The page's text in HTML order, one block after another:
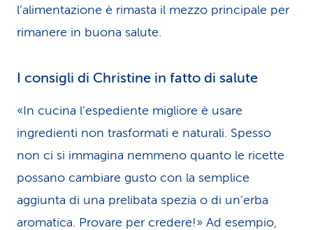
l’alimentazione è rimasta il mezzo principale per
rimanere in buona salute.
I consigli di Christine in fatto di salute
«In cucina l’espediente migliore è usare
ingredienti non trasformati e naturali. Spesso
non ci si immagina nemmeno quanto le ricette
possano cambiare gusto con la semplice
aggiunta di una prelibata spezia o di un’erba
aromatica. Provare per credere!» Ad esempio,